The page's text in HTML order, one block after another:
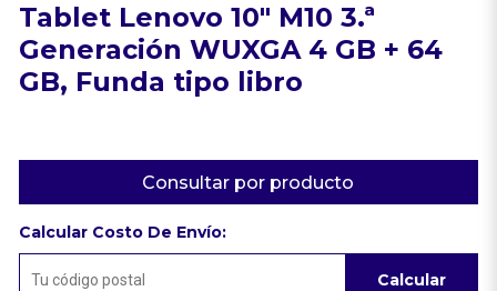
Tablet Lenovo 10" M10 3.ª
Generación WUXGA 4 GB + 64
GB, Funda tipo libro
Consultar por producto
Calcular Costo De Envío:
Calcular